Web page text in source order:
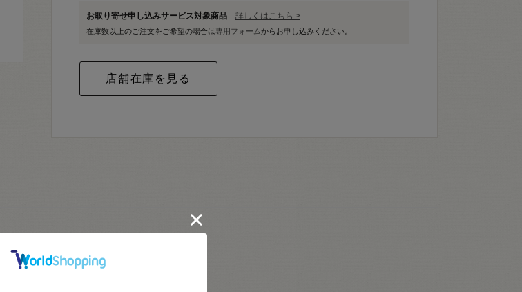
お取り寄せ申し込みサービス対象商品 詳しくはこちら >
在庫数以上のご注文をご希望の場合は専用フォームからお申し込みください。